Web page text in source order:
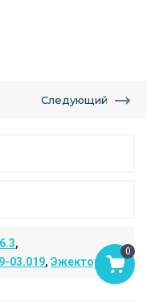
0
Следующий
,
03.019, Эжектор